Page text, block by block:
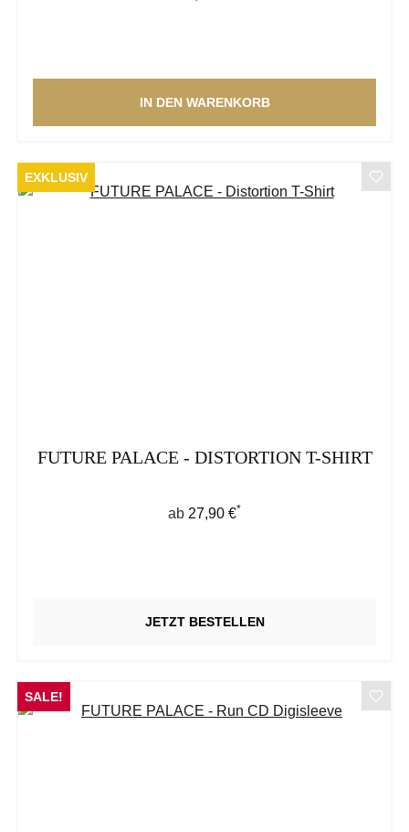
IN DEN WARENKORB
EXKLUSIV
FUTURE PALACE - DISTORTION T-SHIRT
Regulärer Preis:
ab 27,90 €*
JETZT BESTELLEN
SALE!